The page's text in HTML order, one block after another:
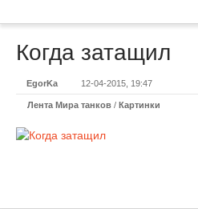
Когда затащил
EgorKa 12-04-2015, 19:47
Лента Мира танков / Картинки